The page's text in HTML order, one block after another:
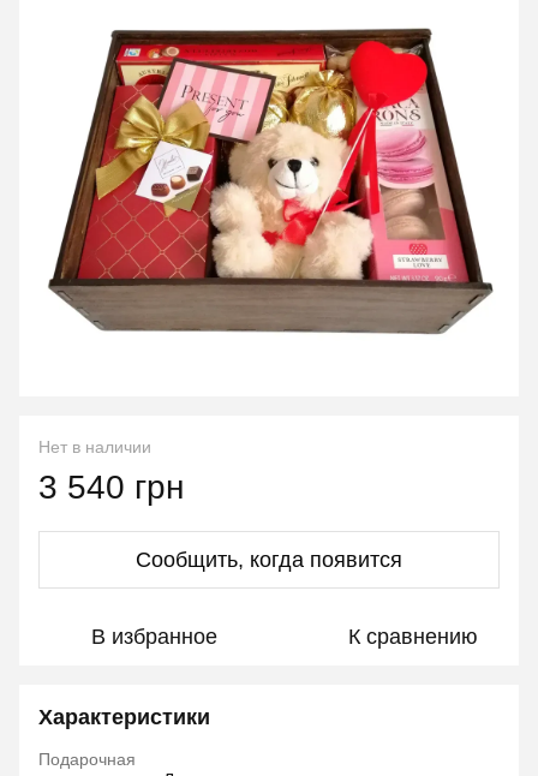
Нет в наличии
3 540 грн
Сообщить, когда появится
В избранное К сравнению
Характеристики
Подарочная